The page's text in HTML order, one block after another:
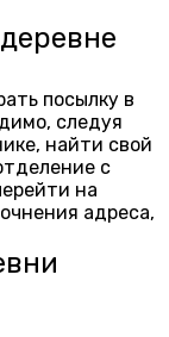
посылку в
следуя
найти свой
с
на
адреса,